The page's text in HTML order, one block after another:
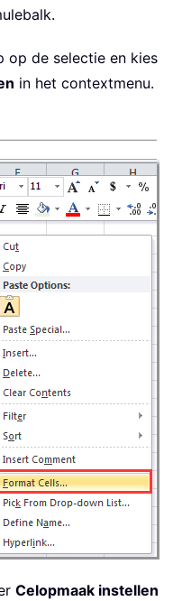
op de selectie en kies
in het contextmenu.
Celopmaak instellen